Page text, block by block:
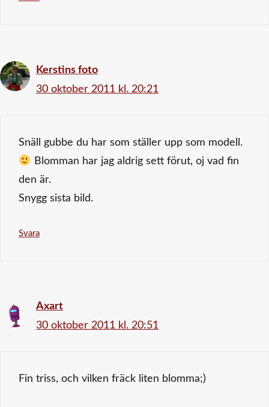
Kerstins foto
30 oktober 2011 kl. 20:21
Snäll gubbe du har som ställer upp som modell.
Blomman har jag aldrig sett förut, oj vad fin
den är.
Snygg sista bild.
Svara
Axart
30 oktober 2011 kl. 20:51
Fin triss, och vilken fräck liten blomma;)